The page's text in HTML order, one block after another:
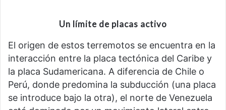
Un límite de placas activo
El origen de estos terremotos se encuentra en la
interacción entre la placa tectónica del Caribe y
la placa Sudamericana. A diferencia de Chile o
Perú, donde predomina la subducción (una placa
se introduce bajo la otra), el norte de Venezuela